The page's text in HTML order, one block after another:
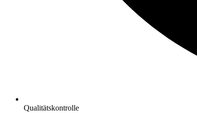
Qualitätskontrolle